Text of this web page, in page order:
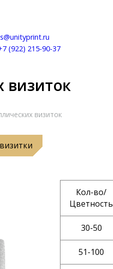
(922) 215-90-37
визиток
визиток
Кол-во/
Цветность
30-50
51-100